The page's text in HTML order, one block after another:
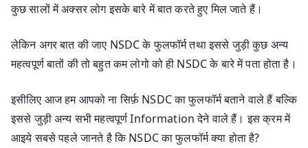
कुछ सालों में अक्सर लोग इसके बारे में बात करते हुए मिल जाते हैं।
लेकिन अगर बात की जाए NSDC के फुलफॉर्म तथा इससे जुड़ी कुछ अन्य
महत्वपूर्ण बातों की तो बहुत कम लोगो को ही NSDC के बारे में पता होता है।
इसीलिए आज हम आपको ना सिर्फ़ NSDC का फुलफॉर्म बताने वाले हैं बल्कि
इससे जुड़ी अन्य सभी महत्वपूर्ण Information देने वाले हैं। इस क्रम में
आइये सबसे पहले जानते है कि NSDC का फुलफॉर्म क्या होता है?